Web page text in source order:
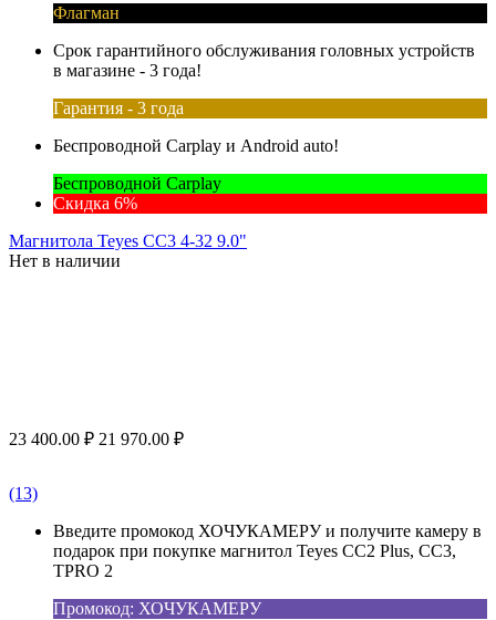
Флагман
Срок гарантийного обслуживания головных устройств
в магазине - 3 года!
Гарантия - 3 года
Беспроводной Carplay и Android auto!
Беспроводной Carplay
Скидка 6%
Магнитола Teyes CC3 4-32 9.0"
Нет в наличии
23 400.00 ₽ 21 970.00 ₽
(13)
Введите промокод ХОЧУКАМЕРУ и получите камеру в
подарок при покупке магнитол Teyes CC2 Plus, CC3,
TPRO 2
Промокод: ХОЧУКАМЕРУ